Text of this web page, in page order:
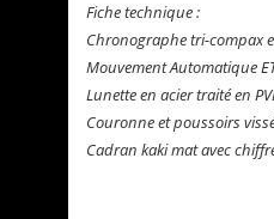
Fiche technique :
Chronographe tri-compax
Mouvement Automatique
Lunette en acier traité en
Couronne et poussoirs
Cadran kaki mat avec